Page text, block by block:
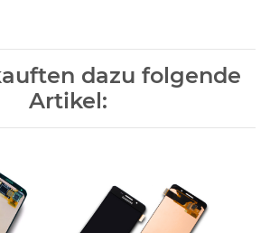
dazu folgende
Artikel: